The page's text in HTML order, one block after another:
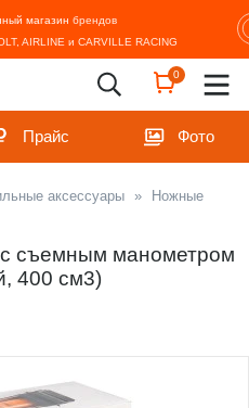
магазин брендов
AIRLINE и CARVILLE RACING
0
Прайс Фото
аксессуары »
Ножные
съемным манометром
400 см3)